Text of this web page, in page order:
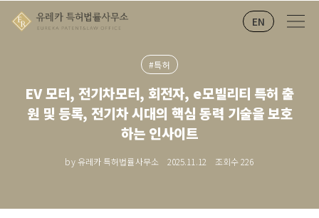
EN
#특허
EV 모터, 전기차모터, 회전자, e모빌리티 특허 출
원 및 등록, 전기차 시대의 핵심 동력 기술을 보호
하는 인사이트
by 유레카 특허법률사무소 2025.11.12 조회수226